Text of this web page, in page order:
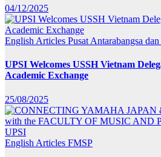
04/12/2025
English Articles Pusat Antarabangsa
UPSI Welcomes USSH Vietnam
Academic Exchange
25/08/2025
English Articles FMSP